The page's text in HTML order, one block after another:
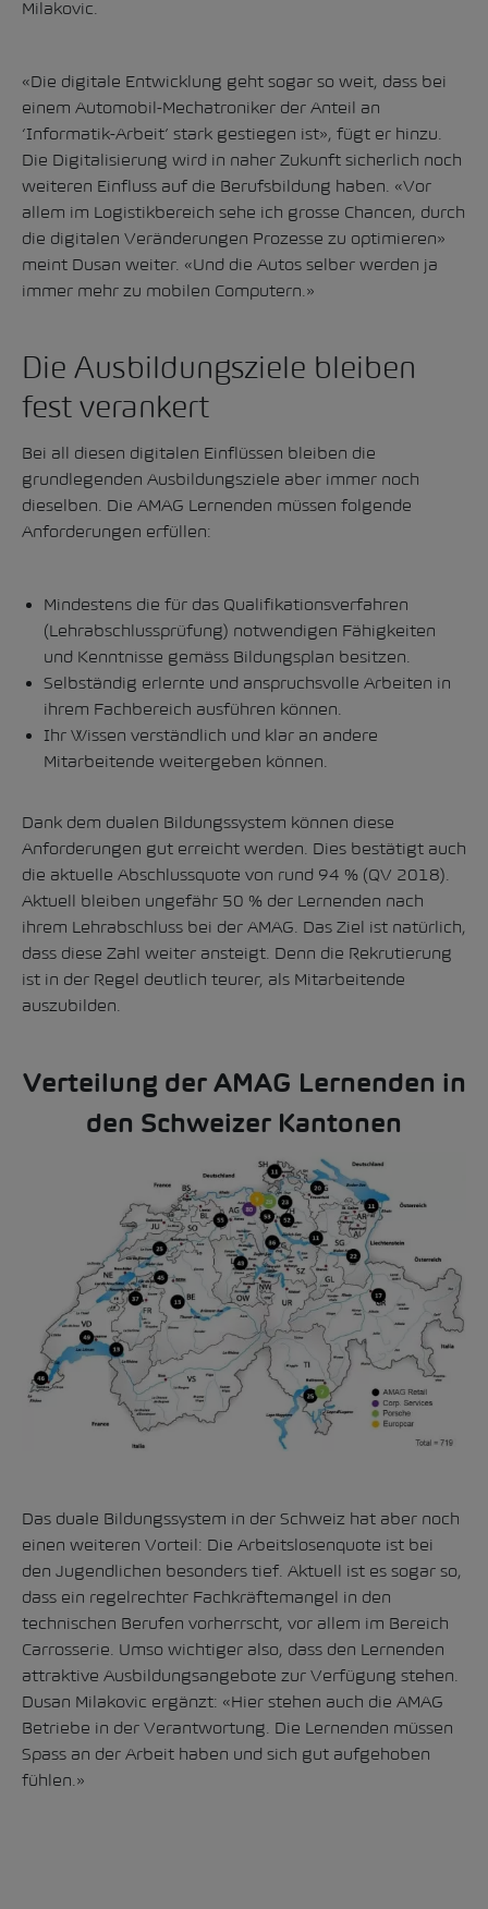
Milakovic.
«Die digitale Entwicklung geht sogar so weit, dass bei
einem Automobil-Mechatroniker der Anteil an
‘Informatik-Arbeit’ stark gestiegen ist», fügt er hinzu.
Die Digitalisierung wird in naher Zukunft sicherlich noch
weiteren Einfluss auf die Berufsbildung haben. «Vor
allem im Logistikbereich sehe ich grosse Chancen, durch
die digitalen Veränderungen Prozesse zu optimieren»
meint Dusan weiter. «Und die Autos selber werden ja
immer mehr zu mobilen Computern.»
Die Ausbildungsziele bleiben
fest verankert
Bei all diesen digitalen Einflüssen bleiben die
grundlegenden Ausbildungsziele aber immer noch
dieselben. Die AMAG Lernenden müssen folgende
Anforderungen erfüllen:
Mindestens die für das Qualifikationsverfahren
(Lehrabschlussprüfung) notwendigen Fähigkeiten
und Kenntnisse gemäss Bildungsplan besitzen.
Selbständig erlernte und anspruchsvolle Arbeiten in
ihrem Fachbereich ausführen können.
Ihr Wissen verständlich und klar an andere
Mitarbeitende weitergeben können.
Dank dem dualen Bildungssystem können diese
Anforderungen gut erreicht werden. Dies bestätigt auch
die aktuelle Abschlussquote von rund 94 % (QV 2018).
Aktuell bleiben ungefähr 50 % der Lernenden nach
ihrem Lehrabschluss bei der AMAG. Das Ziel ist natürlich,
dass diese Zahl weiter ansteigt. Denn die Rekrutierung
ist in der Regel deutlich teurer, als Mitarbeitende
auszubilden.
Verteilung der AMAG Lernenden in
den Schweizer Kantonen
Das duale Bildungssystem in der Schweiz hat aber noch
einen weiteren Vorteil: Die Arbeitslosenquote ist bei
den Jugendlichen besonders tief. Aktuell ist es sogar so,
dass ein regelrechter Fachkräftemangel in den
technischen Berufen vorherrscht, vor allem im Bereich
Carrosserie. Umso wichtiger also, dass den Lernenden
attraktive Ausbildungsangebote zur Verfügung stehen.
Dusan Milakovic ergänzt: «Hier stehen auch die AMAG
Betriebe in der Verantwortung. Die Lernenden müssen
Spass an der Arbeit haben und sich gut aufgehoben
fühlen.»